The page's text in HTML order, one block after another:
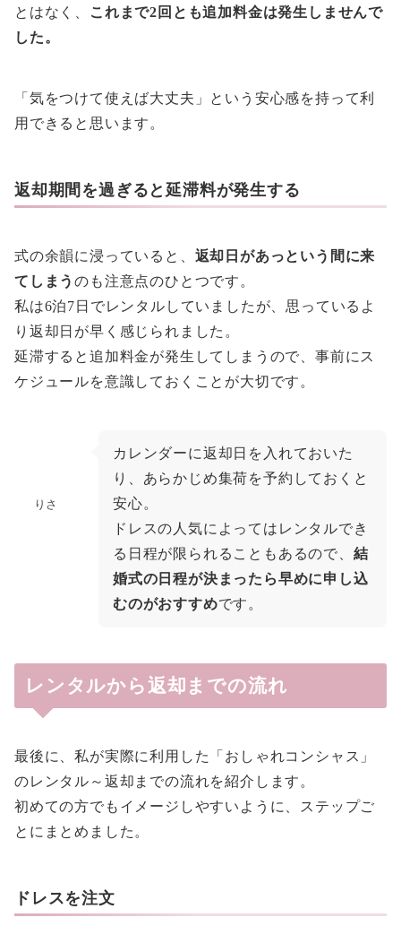
とはなく、
これまで2回とも追加料金は発生しませんで
した。
「気をつけて使えば大丈夫」という安心感を持って利
用できると思います。
返却期間を過ぎると延滞料が発生する
式の余韻に浸っていると、 返却日があっという間に来
てしまうのも注意点のひとつです。
私は6泊7日でレンタルしていましたが、思っているよ
り返却日が早く感じられました。
延滞すると追加料金が発生してしまうので、事前にス
ケジュールを意識しておくことが大切です。
りさ
カレンダーに返却日を入れておいた
り、あらかじめ集荷を予約しておくと
安心。
ドレスの人気によってはレンタルでき
る日程が限られることもあるので、 結
婚式の日程が決まったら早めに申し込
むのがおすすめです。
レンタルから返却までの流れ
最後に、私が実際に利用した「おしゃれコンシャス」
のレンタル～返却までの流れを紹介します。
初めての方でもイメージしやすいように、ステップご
とにまとめました。
ドレスを注文